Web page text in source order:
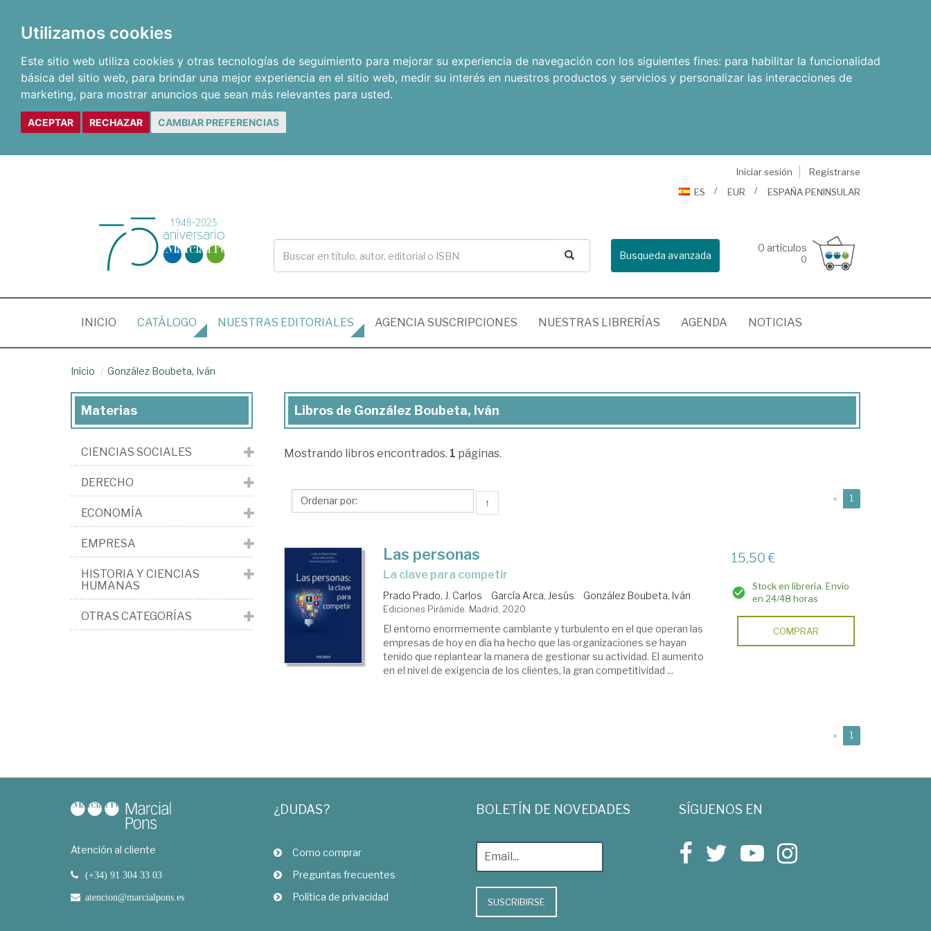
Utilizamos cookies
Este sitio web utiliza cookies y otras tecnologías de seguimiento para mejorar su experiencia de navegación con los siguientes fines: para habilitar la funcionalidad
básica del sitio web, para brindar una mejor experiencia en el sitio web, medir su interés en nuestros productos y servicios y personalizar las interacciones de
marketing, para mostrar anuncios que sean más relevantes para usted.
ACEPTAR RECHAZAR CAMBIAR PREFERENCIAS
Iniciar sesión
Registrarse
ES
EUR ESPAÑA PENINSULAR
Busqueda avanzada
0 artículos
0
INICIO (CURRENT)
CATÁLOGO NUESTRAS EDITORIALES AGENCIA SUSCRIPCIONES NUESTRAS LIBRERÍAS AGENDA NOTICIAS
Inicio González Boubeta, Iván
Libros
González
Iván
Libros de González Boubeta, Iván
Mostrando libros encontrados. 1 páginas.
↑ « 1
Las personas
la clave para competir
Prado Prado, J. Carlos García Arca, Jesús González Boubeta, Iván
Ediciones Pirámide. Madrid, 2020
El entorno enormemente cambiante y turbulento en el que operan las
empresas de hoy en día ha hecho que las organizaciones se hayan
tenido que replantear la manera de gestionar su actividad. El aumento
en el nivel de exigencia de los clientes, la gran competitividad ...
15,50 €
Stock en librería. Envío
en 24/48 horas
COMPRAR
« 1
Materias
CIENCIAS SOCIALES
DERECHO
ECONOMÍA
EMPRESA
HISTORIA Y CIENCIAS
HUMANAS
OTRAS CATEGORÍAS
Atención al cliente
(+34) 91 304 33 03
atencion@marcialpons.es
¿DUDAS?
Como comprar
Preguntas frecuentes
Política de privacidad
BOLETÍN DE NOVEDADES
SUSCRIBIRSE
SÍGUENOS EN